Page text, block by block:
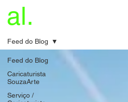
al.
Feed do Blog
Caricaturista
SouzaArte
Serviço /
Feed do Blog